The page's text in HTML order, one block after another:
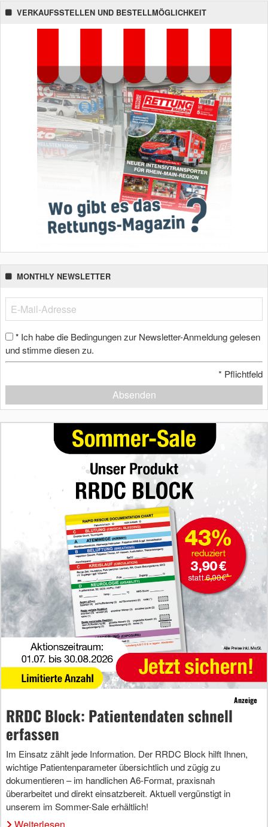
VERKAUFSSTELLEN UND BESTELLMÖGLICHKEIT
MONTHLY NEWSLETTER
* Ich habe die Bedingungen zur Newsletter-Anmeldung gelesen
und stimme diesen zu.
* Pflichtfeld
Absenden
Anzeige
RRDC Block: Patientendaten schnell
erfassen
Im Einsatz zählt jede Information. Der RRDC Block hilft Ihnen,
wichtige Patientenparameter übersichtlich und zügig zu
dokumentieren – im handlichen A6-Format, praxisnah
überarbeitet und direkt einsatzbereit. Aktuell vergünstigt in
unserem im Sommer-Sale erhältlich!
Weiterlesen